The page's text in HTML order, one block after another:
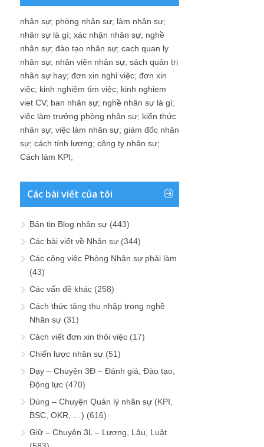
nhân sự; phòng nhân sự; làm nhân sự;
nhân sự là gì; xác nhận nhân sự; nghề
nhân sự; đào tạo nhân sự; cach quan ly
nhân sự; nhân viên nhân sự; sách quản trị
nhân sự hay; đơn xin nghỉ việc; đơn xin
việc; kinh nghiệm tìm việc; kinh nghiem
viet CV; ban nhân sự; nghề nhân sự là gì;
việc làm trưởng phòng nhân sự; kiến thức
nhân sự; việc làm nhân sự; giám đốc nhân
sự; cách tính lương; công ty nhân sự;
Cách làm KPI;
Các bài viết của tôi
Bản tin Blog nhân sự (443)
Các bài viết về Nhân sự (344)
Các công việc Phòng Nhân sự phải làm
(43)
Các vấn đề khác (258)
Cách thức tăng thu nhập trong nghề
Nhân sự (31)
Cách viết đơn xin thôi việc (17)
Chiến lược nhân sự (51)
Dạy – Chuyện 3Đ – Đánh giá, Đào tạo,
Động lực (470)
Dùng – Chuyện Quản lý nhân sự (KPI,
BSC, OKR, …) (616)
Giữ – Chuyện 3L – Lương, Lậu, Luật